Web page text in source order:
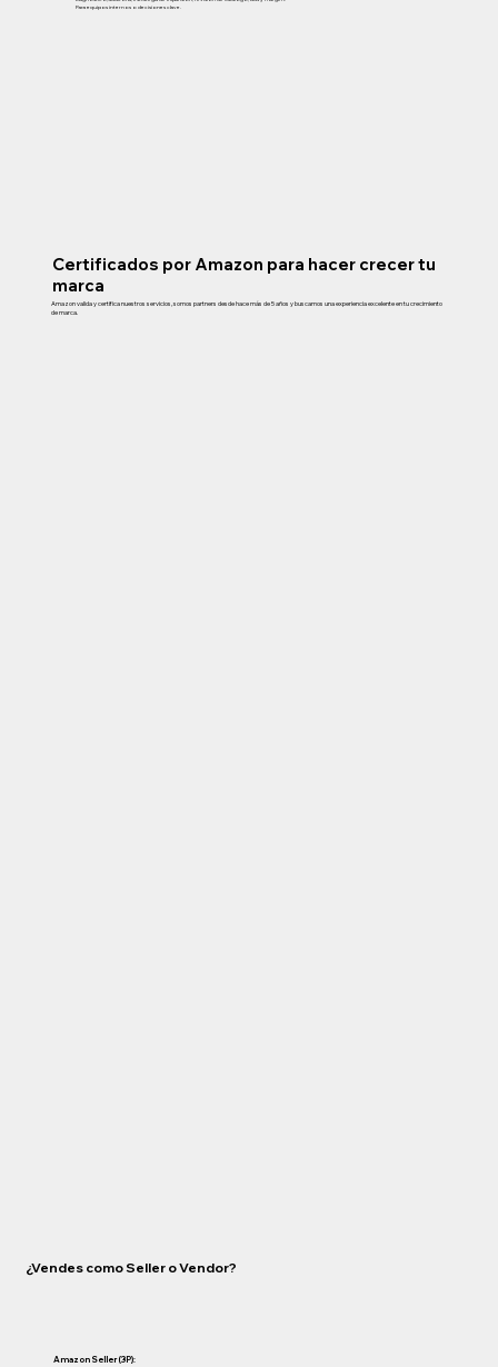
Para equipos internos o decisiones clave.
Certificados por Amazon para hacer crecer tu
marca
Amazon valida y certifica nuestros servicios, somos partners desde hace más de 5 años y buscamos una experiencia excelente en tu crecimiento
de marca.
Amazon Seller (3P):
¿Vendes como Seller o Vendor?